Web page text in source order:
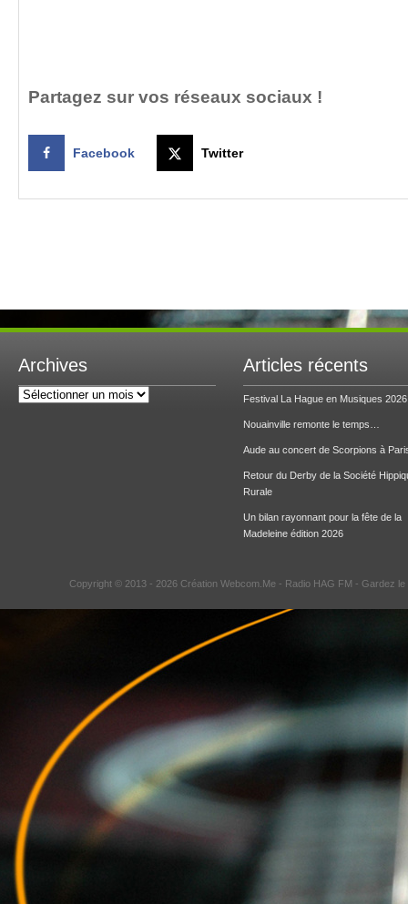
Partagez sur vos réseaux sociaux !
Facebook Twitter
Archives
Archives
Articles récents
Festival La Hague en Musiques 2026
Nouainville remonte le temps…
Aude au concert de Scorpions à
Retour du Derby de la Société
Rurale
Un bilan rayonnant pour la fête de la
Madeleine édition 2026
Copyright © 2013 - 2026 Création Webcom.Me - Radio HAG FM - Gardez le